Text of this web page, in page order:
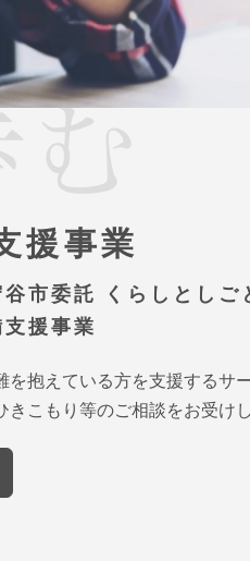
援事業
市委託 くらしとしご
援事業
抱えている方を支援するサ
こもり等のご相談をお受け